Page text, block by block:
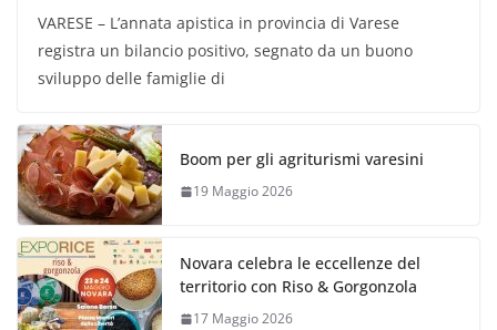
VARESE – L’annata apistica in provincia di Varese
registra un bilancio positivo, segnato da un buono
sviluppo delle famiglie di
Boom per gli agriturismi varesini
19 Maggio 2026
Novara celebra le eccellenze del
territorio con Riso & Gorgonzola
17 Maggio 2026